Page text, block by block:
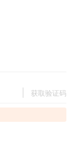
获取验证码